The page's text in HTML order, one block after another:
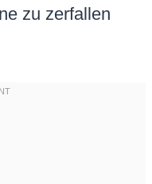
zu zerfallen